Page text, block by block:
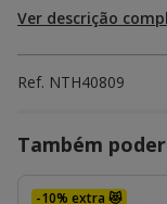
Ver descrição
Ref. NTH40809
Também
-10% extra 😻